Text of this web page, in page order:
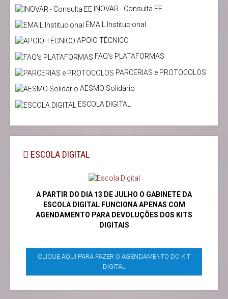
INOVAR - Consulta EE
EMAIL Institucional
APOIO TÉCNICO
FAQ's PLATAFORMAS
PARCERIAS e PROTOCOLOS
AESMO Solidário
ESCOLA DIGITAL
ESCOLA DIGITAL
A PARTIR DO DIA 13 DE JULHO O GABINETE DA
ESCOLA DIGITAL FUNCIONA APENAS COM
AGENDAMENTO PARA DEVOLUÇÕES DOS KITS
DIGITAIS
CLIQUE AQUI PARA FAZER O AGENDAMENTO DO KIT
DIGITAL